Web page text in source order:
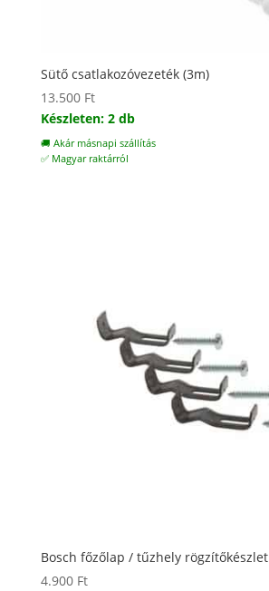
Sütő csatlakozóvezeték (3m)
13.500 Ft
Készleten: 2 db
🚚 Akár másnapi szállítás
✅ Magyar raktárról
Bosch főzőlap / tűzhely rögzítőkészlet
4.900 Ft